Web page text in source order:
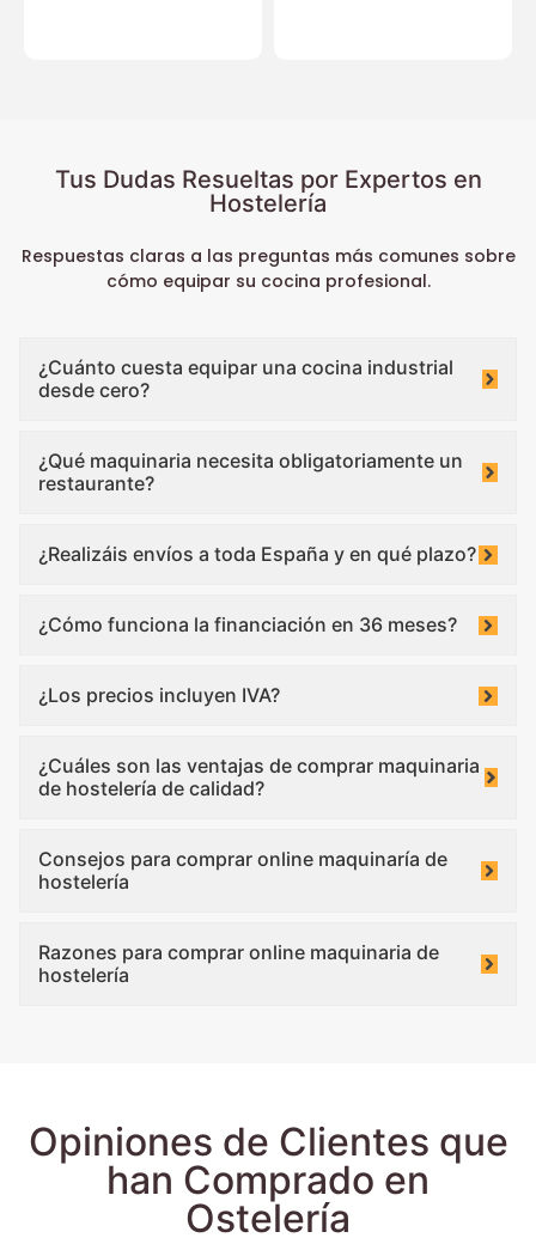
Tus Dudas Resueltas por Expertos en
Hostelería
Respuestas claras a las preguntas más comunes sobre
cómo equipar su cocina profesional.
¿Cuánto cuesta equipar una cocina industrial
desde cero?
¿Qué maquinaria necesita obligatoriamente un
restaurante?
¿Realizáis envíos a toda España y en qué plazo?
¿Cómo funciona la financiación en 36 meses?
¿Los precios incluyen IVA?
¿Cuáles son las ventajas de comprar maquinaria
de hostelería de calidad?
Consejos para comprar online maquinaría de
hostelería
Razones para comprar online maquinaria de
hostelería
Opiniones de Clientes que
han Comprado en
Ostelería